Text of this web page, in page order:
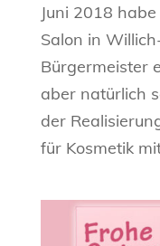
Juni 2018
Salon in
Bürgermeister
aber natürlich
der
für Kosmetik